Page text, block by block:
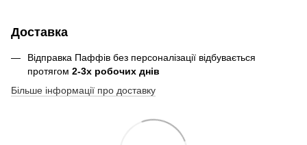
Доставка
Відправка Паффів без персоналізації відбувається
протягом 2-3х робочих днів
Більше інформації про доставку